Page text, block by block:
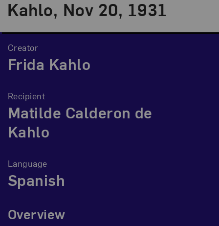
Kahlo, Nov 20, 1931
Creator
Frida Kahlo
Recipient
Matilde Calderon de
Kahlo
Language
Spanish
Overview